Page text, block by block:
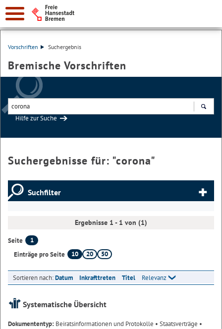
Vorschriften Suchergebnis
Bremische Vorschriften
Hilfe zur Suche
Suchergebnisse für: "corona"
Suchfilter
Ergebnisse 1 - 1 von (1)
Seite
1
Einträge pro Seite
10 20 50
Sortieren nach:Datum Inkrafttreten Titel Relevanz
Systematische Übersicht
Dokumententyp: Beiratsinformationen und Protokolle • Staatsverträge •